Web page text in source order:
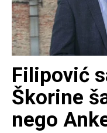
Filipović
Škorine
nego